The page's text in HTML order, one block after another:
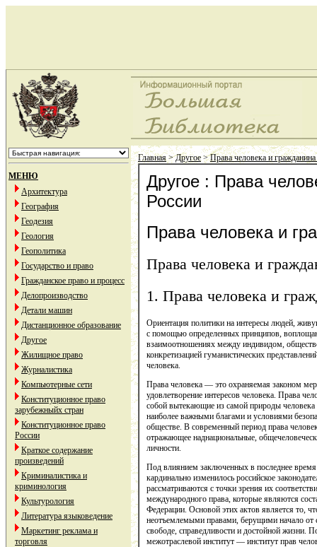
МЕНЮ
Архитектура
География
Геодезия
Геология
Геополитика
Государство и право
Гражданское право и процесс
Делопроизводство
Детали машин
Дистанционное образование
Другое
Жилищное право
Журналистика
Компьютерные сети
Конституционное право
зарубежныйх стран
Конституционное право
России
Краткое содержание
произведений
Криминалистика и
криминология
Культурология
Литература языковедение
Маркетинг реклама и
торговля
Главная>Другое>Права человека и
Другое : Права
России
Права человека и
Права человека и
1. Права человека и
Ориентация политики на интересы людей,
с помощью определенных принципов,
взаимоотношениях между индивидом,
конкретизацией гуманистических
человека.
Права человека — это охраняемая законом
удовлетворение интересов человека. Права
собой вытекающие из самой природы
наиболее важными благами и условиями
обществе. В современный период права
отражающее наднациональные,
личности.
Под влиянием заключенных в последнее
кардинально изменилось российское
рассматриваются с точки зрения их
международного права, которые являются
Федерации. Основой этих актов является то,
неотъемлемыми правами, берущими начало от
свободе, справедливости и достойной жизни.
межотраслевой институт — институт прав